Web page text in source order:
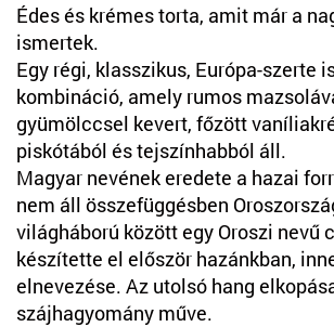
Édes és krémes torta, amit már a
ismertek.
Egy régi, klasszikus, Európa-szerte
kombináció, amely rumos
gyümölccsel kevert, főzött
piskótából és tejszínhabból áll.
Magyar nevének eredete a hazai
nem áll összefüggésben
világháború között egy Oroszi nevű
készítette el először hazánkban,
elnevezése. Az utolsó hang
szájhagyomány műve.